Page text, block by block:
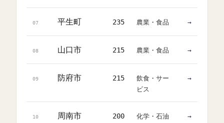
07 平生町 235 農業・食品 →
08 山口市 215 農業・食品 →
09 防府市 215
飲食・サー
ビス
→
10 周南市 200 化学・石油 →